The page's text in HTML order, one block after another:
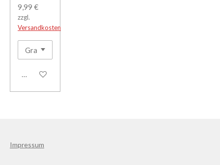
9,99 €
zzgl.
Versandkosten
Details anzeigen
Impressum